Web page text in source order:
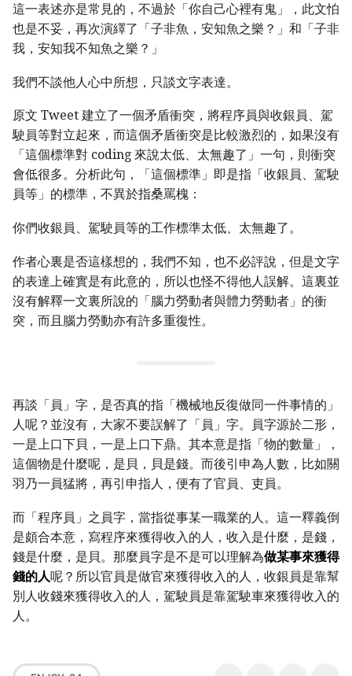
這一表述亦是常見的，不過於「你自己心裡有鬼」，此文怕
也是不妥，再次演繹了「子非魚，安知魚之樂？」和「子非
我，安知我不知魚之樂？」
我們不談他人心中所想，只談文字表達。
原文 Tweet 建立了一個矛盾衝突，將程序員與收銀員、駕
駛員等對立起來，而這個矛盾衝突是比較激烈的，如果沒有
「這個標準對 coding 來說太低、太無趣了」一句，則衝突
會低很多。分析此句，「這個標準」即是指「收銀員、駕駛
員等」的標準，不異於指桑罵槐：
你們收銀員、駕駛員等的工作標準太低、太無趣了。
作者心裏是否這樣想的，我們不知，也不必評說，但是文字
的表達上確實是有此意的，所以也怪不得他人誤解。這裏並
沒有解釋一文裏所說的「腦力勞動者與體力勞動者」的衝
突，而且腦力勞動亦有許多重復性。
再談「員」字，是否真的指「機械地反復做同一件事情的」
人呢？並沒有，大家不要誤解了「員」字。員字源於二形，
一是上口下貝，一是上口下鼎。其本意是指「物的數量」，
這個物是什麼呢，是貝，貝是錢。而後引申為人數，比如關
羽乃一員猛將，再引申指人，便有了官員、吏員。
而「程序員」之員字，當指從事某一職業的人。這一釋義倒
是頗合本意，寫程序來獲得收入的人，收入是什麼，是錢，
錢是什麼，是貝。那麼員字是不是可以理解為做某事來獲得
錢的人呢？所以官員是做官來獲得收入的人，收銀員是靠幫
別人收錢來獲得收入的人，駕駛員是靠駕駛車來獲得收入的
人。